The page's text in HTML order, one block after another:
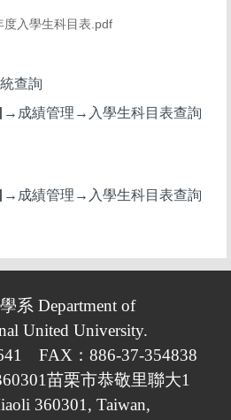
度入學生科目表.pdf
查詢
→成績管理→入學生科目表查詢
→成績管理→入學生科目表查詢
系 Department of
United University.
FAX：886-37-354838
苗栗市恭敬里聯大1
360301, Taiwan,